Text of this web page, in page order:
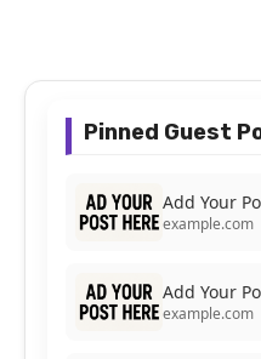
Pinned Guest
Add Your
example.com
Add Your
example.com